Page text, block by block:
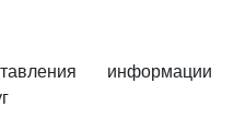
информации